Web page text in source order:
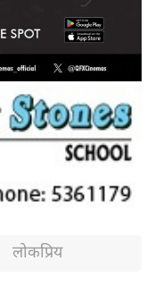
लोकप्रिय